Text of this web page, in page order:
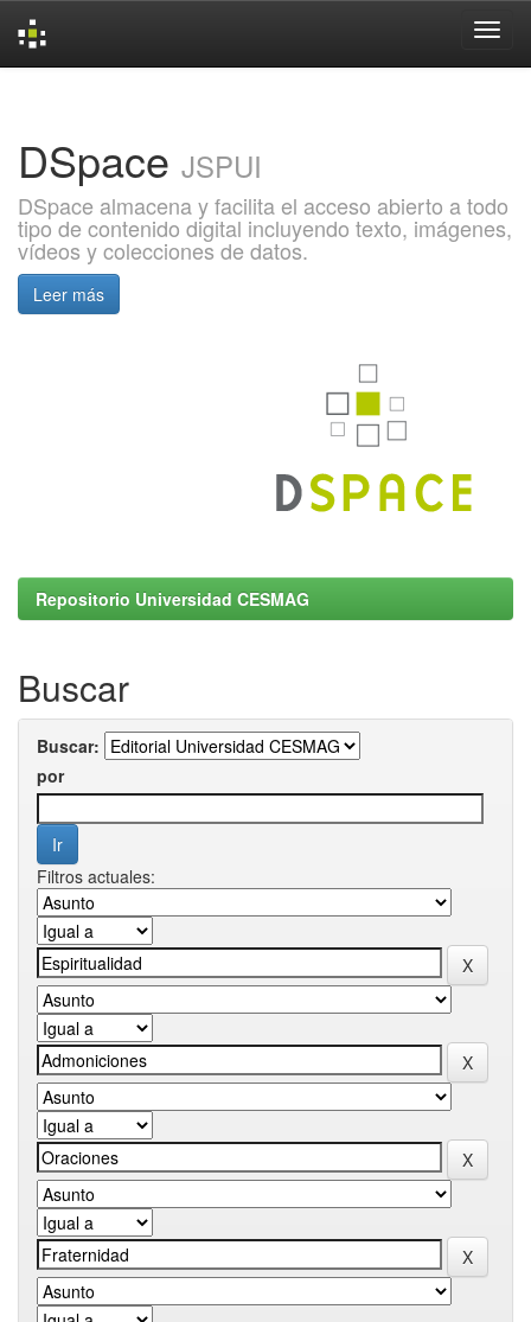
DSpace JSPUI
DSpace almacena y facilita el acceso abierto a todo
tipo de contenido digital incluyendo texto, imágenes,
vídeos y colecciones de datos.
Leer más
Repositorio Universidad CESMAG
Buscar
Buscar:
por
Filtros actuales: